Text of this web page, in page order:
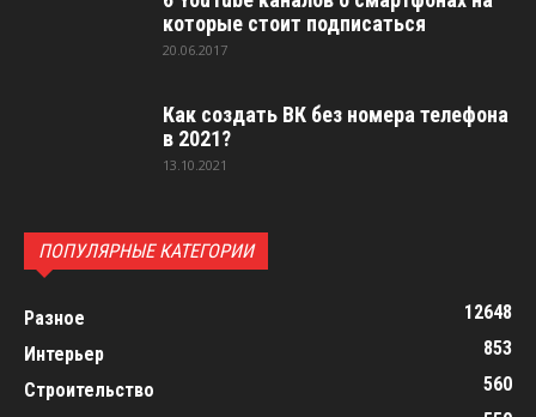
которые стоит подписаться
20.06.2017
Как создать ВК без номера телефона
в 2021?
13.10.2021
ПОПУЛЯРНЫЕ КАТЕГОРИИ
Разное
12648
Интерьер
853
Строительство
560